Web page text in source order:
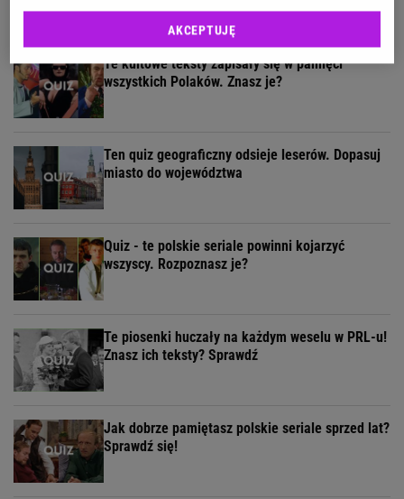
Te kultowe teksty zapisały się w pamięci
wszystkich Polaków. Znasz je?
Ten quiz geograficzny odsieje leserów. Dopasuj
miasto do województwa
Quiz - te polskie seriale powinni kojarzyć
wszyscy. Rozpoznasz je?
Te piosenki huczały na każdym weselu w PRL-u!
Znasz ich teksty? Sprawdź
Jak dobrze pamiętasz polskie seriale sprzed lat?
Sprawdź się!
AKCEPTUJĘ